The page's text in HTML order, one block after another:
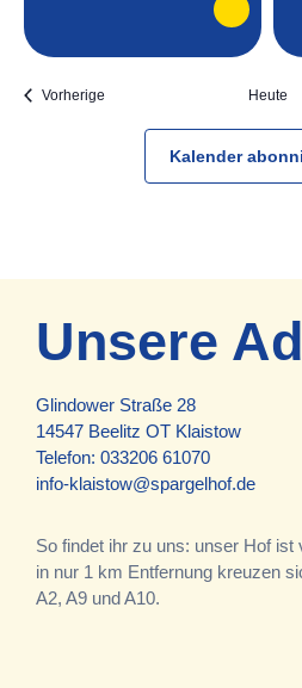
VorherigeVeranstaltungen Heute
Kalender
Unsere
Glindower Straße 28
14547 Beelitz OT Klaistow
Telefon: 033206 61070
info-klaistow@spargelhof.de
So findet ihr zu uns: unser Hof ist
in nur 1 km Entfernung kreuzen
A2, A9 und A10.